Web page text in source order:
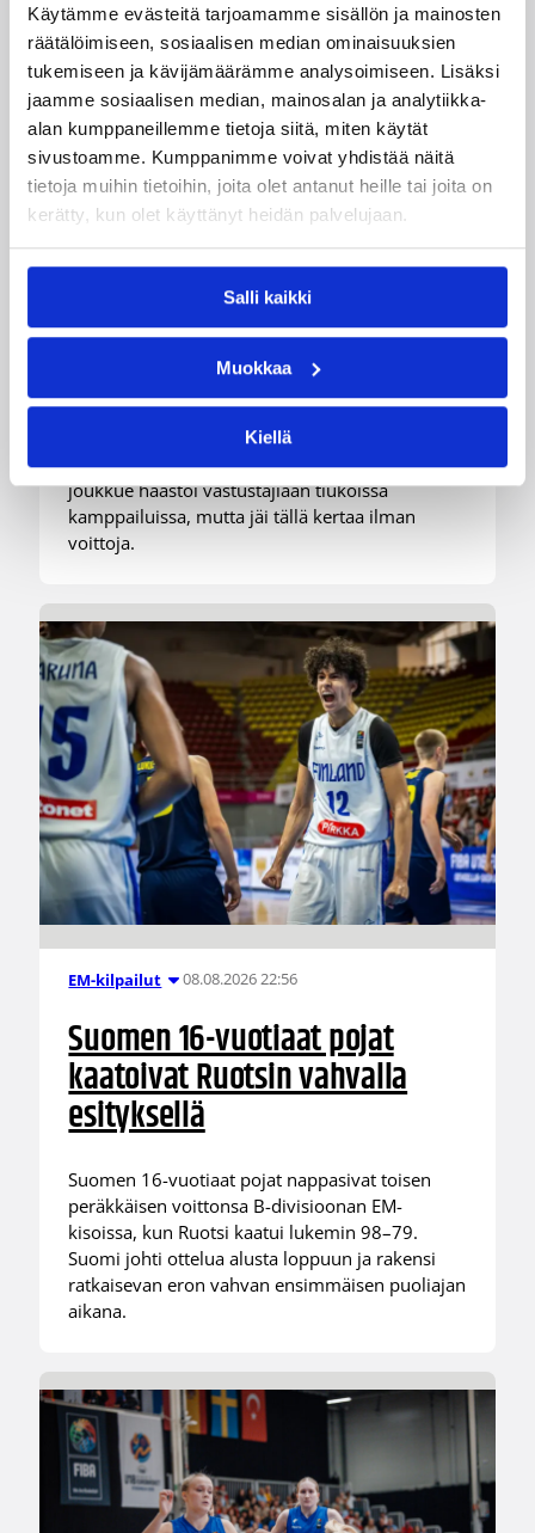
Käytämme evästeitä tarjoamamme sisällön ja mainosten
räätälöimiseen, sosiaalisen median ominaisuuksien
tukemiseen ja kävijämäärämme analysoimiseen. Lisäksi
jaamme sosiaalisen median, mainosalan ja analytiikka-
alan kumppaneillemme tietoja siitä, miten käytät
sivustoamme. Kumppanimme voivat yhdistää näitä
tietoja muihin tietoihin, joita olet antanut heille tai joita on
kerätty, kun olet käyttänyt heidän palvelujaan.
Salli kaikki
Muokkaa
Kiellä
Suomea edustavat 3×3-
joukkueet aloittivat Nordic Cup
-urakkansa Kööpenhaminassa
Naisten joukkue nappasi avauspäivänä kaksi
voittoa neljästä ottelustaan, kun taas miesten
joukkue haastoi vastustajiaan tiukoissa
kamppailuissa, mutta jäi tällä kertaa ilman
voittoja.
EM-kilpailut 08.08.2026 22:56
Suomen 16-vuotiaat pojat
kaatoivat Ruotsin vahvalla
esityksellä
Suomen 16-vuotiaat pojat nappasivat toisen
peräkkäisen voittonsa B-divisioonan EM-
kisoissa, kun Ruotsi kaatui lukemin 98–79.
Suomi johti ottelua alusta loppuun ja rakensi
ratkaisevan eron vahvan ensimmäisen puoliajan
aikana.